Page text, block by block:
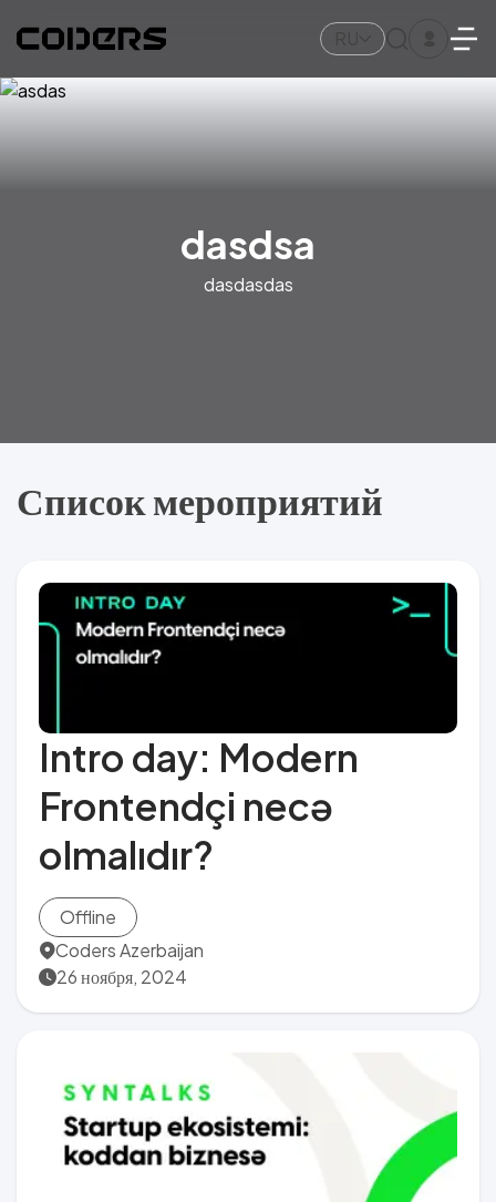
dasdsa
dasdasdas
Список мероприятий
Intro day: Modern
Frontendçi necə
olmalıdır?
Offline
Coders Azerbaijan
26 ноября, 2024